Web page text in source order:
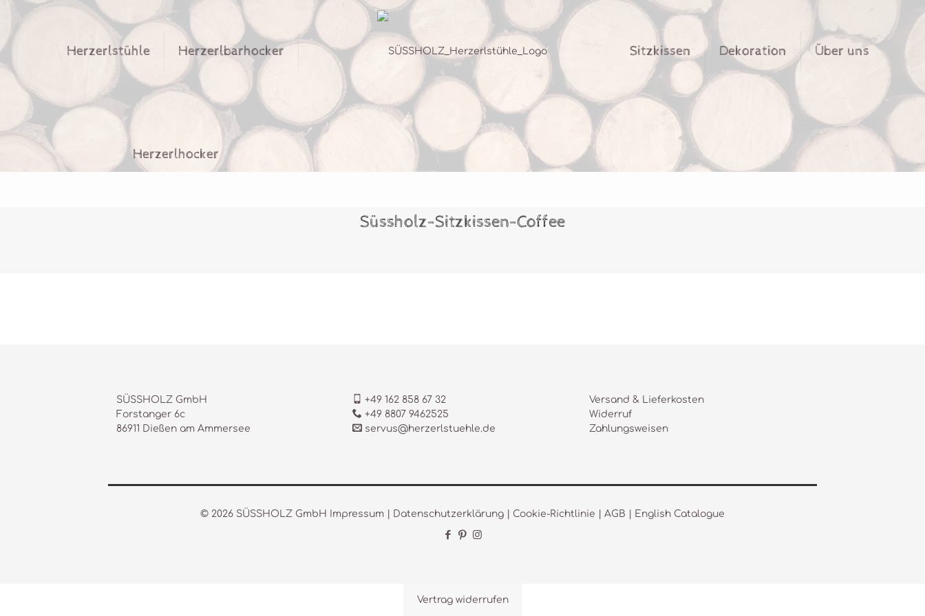
Herzerlstühle Herzerlbarhocker
Herzerlhocker
Sitzkissen Dekoration Über uns
Süssholz-Sitzkissen-Coffee
SÜSSHOLZ GmbH
Forstanger 6c
86911 Dießen am Ammersee
+49 162 858 67 32
+49 8807 9462525
servus@herzerlstuehle.de
Versand & Lieferkosten
Widerruf
Zahlungsweisen
© 2026 SÜSSHOLZ GmbH Impressum Datenschutzerklärung Cookie-Richtlinie AGB English Catalogue
Vertrag widerrufen